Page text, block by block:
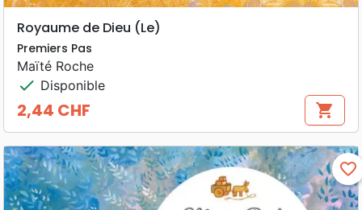
Royaume de Dieu (Le)
Premiers Pas
Maïté Roche
check Disponible
Prix
2,44 CHF shopping_cart
favorite_border